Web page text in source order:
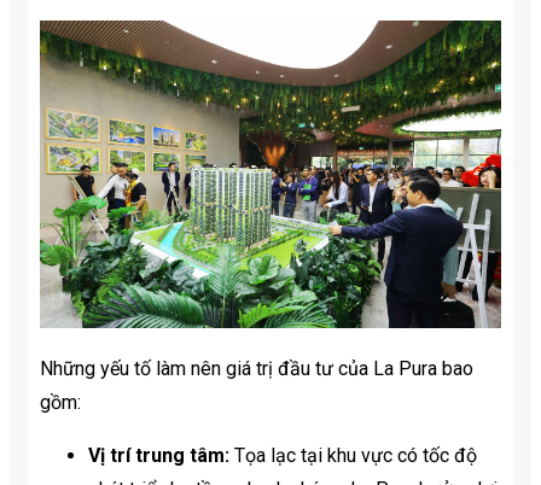
Những yếu tố làm nên giá trị đầu tư của La Pura bao
gồm:
Vị trí trung tâm: Tọa lạc tại khu vực có tốc độ